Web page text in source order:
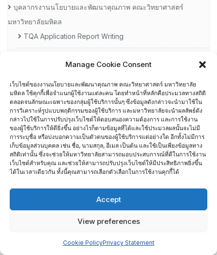
Manage Cookie Consent
เว็บไซต์ของงานนโยบายและพัฒนาคุณภาพ คณะวิทยาศาสตร์ มหาวิทยาลัย
มหิดล ใช้คุกกี้เพื่อจำแนกผู้ใช้งานแต่ละคน โดยทำหน้าที่หลักคือประมวลทางสถิติ
ตลอดจนลักษณะเฉพาะของกลุ่มผู้ใช้บริการนั้นๆ ซึ่งข้อมูลดังกล่าวจะนำมาใช้ใน
การวิเคราะห์รูปแบบพฤติกรรมของผู้ใช้บริการ และมหาวิทยาลัยจะนำผลลัพธ์ดัง
กล่าวไปใช้ในการปรับปรุงเว็บไซต์ให้ตอบสนองความต้องการ และการใช้งาน
ของผู้ใช้บริการให้ดียิ่งขึ้น อย่างไรก็ตามข้อมูลที่ได้และใช้ประมวลผลนั้นจะไม่มี
การระบุชื่อ หรือบ่งบอกความเป็นตัวตนของผู้ใช้บริการแต่อย่างใด อีกทั้งไม่มีการ
เก็บข้อมูลส่วนบุคคล เช่น ชื่อ, นามสกุล, อีเมล เป็นต้น และใช้เป็นเพียงข้อมูลทาง
สถิติเท่านั้น ซึ่งจะช่วยให้มหาวิทยาลัยสามารถมอบประสบการณ์ที่ดีในการใช้งาน
เว็บไซต์สำหรับคุณ และช่วยให้สามารถปรับปรุงเว็บไซต์ให้มีประสิทธิภาพยิ่งขึ้น
ได้ในเวลาเดียวกัน ทั้งนี้คุณสามารถเลือกตัวเลือกในการใช้งานคุกกี้ได้
Accept
View preferences
Cookie PolicyPrivacy Statement
บุคลากรงานนโยบายและพัฒนาคุณภาพ คณะวิทยาศาสตร์
มหาวิทยาลัยมหิดล
TQA Application Report Writing
TQA Assessor
TQA Criteria
ผู้ผ่านการอบรม AUN-QA
ผู้ผ่านการอบรม EdPEx Assessor
รายชื่อกรรมการเยี่ยมสำรวจภาควิชา
กรรมการบริหารความเสี่ยง
การอบรมพัฒนาหัวหน้าภาควิชา (HDP)